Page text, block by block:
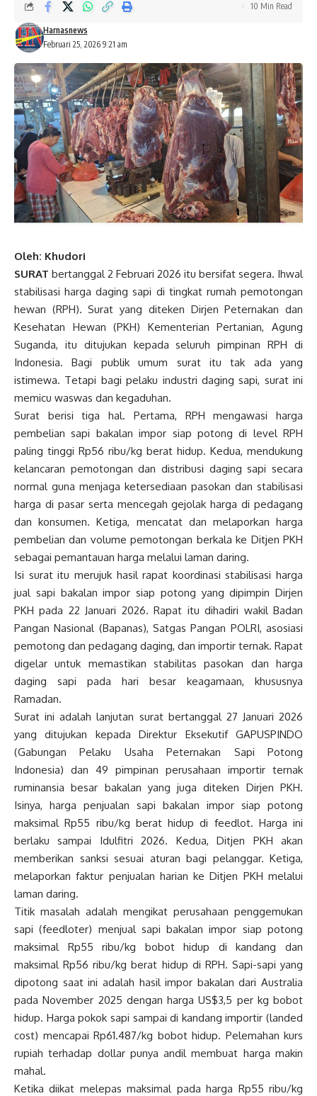
Februari 25, 2026 9:21 am
Harnasnews
10 Min Read
Oleh: Khudori
SURAT bertanggal 2 Februari 2026 itu bersifat segera. Ihwal
stabilisasi harga daging sapi di tingkat rumah pemotongan
hewan (RPH). Surat yang diteken Dirjen Peternakan dan
Kesehatan Hewan (PKH) Kementerian Pertanian, Agung
Suganda, itu ditujukan kepada seluruh pimpinan RPH di
Indonesia. Bagi publik umum surat itu tak ada yang
istimewa. Tetapi bagi pelaku industri daging sapi, surat ini
memicu waswas dan kegaduhan.
Surat berisi tiga hal. Pertama, RPH mengawasi harga
pembelian sapi bakalan impor siap potong di level RPH
paling tinggi Rp56 ribu/kg berat hidup. Kedua, mendukung
kelancaran pemotongan dan distribusi daging sapi secara
normal guna menjaga ketersediaan pasokan dan stabilisasi
harga di pasar serta mencegah gejolak harga di pedagang
dan konsumen. Ketiga, mencatat dan melaporkan harga
pembelian dan volume pemotongan berkala ke Ditjen PKH
sebagai pemantauan harga melalui laman daring.
Isi surat itu merujuk hasil rapat koordinasi stabilisasi harga
jual sapi bakalan impor siap potong yang dipimpin Dirjen
PKH pada 22 Januari 2026. Rapat itu dihadiri wakil Badan
Pangan Nasional (Bapanas), Satgas Pangan POLRI, asosiasi
pemotong dan pedagang daging, dan importir ternak. Rapat
digelar untuk memastikan stabilitas pasokan dan harga
daging sapi pada hari besar keagamaan, khususnya
Ramadan.
Surat ini adalah lanjutan surat bertanggal 27 Januari 2026
yang ditujukan kepada Direktur Eksekutif GAPUSPINDO
(Gabungan Pelaku Usaha Peternakan Sapi Potong
Indonesia) dan 49 pimpinan perusahaan importir ternak
ruminansia besar bakalan yang juga diteken Dirjen PKH.
Isinya, harga penjualan sapi bakalan impor siap potong
maksimal Rp55 ribu/kg berat hidup di feedlot. Harga ini
berlaku sampai Idulfitri 2026. Kedua, Ditjen PKH akan
memberikan sanksi sesuai aturan bagi pelanggar. Ketiga,
melaporkan faktur penjualan harian ke Ditjen PKH melalui
laman daring.
Titik masalah adalah mengikat perusahaan penggemukan
sapi (feedloter) menjual sapi bakalan impor siap potong
maksimal Rp55 ribu/kg bobot hidup di kandang dan
maksimal Rp56 ribu/kg berat hidup di RPH. Sapi-sapi yang
dipotong saat ini adalah hasil impor bakalan dari Australia
pada November 2025 dengan harga US$3,5 per kg bobot
hidup. Harga pokok sapi sampai di kandang importir (landed
cost) mencapai Rp61.487/kg bobot hidup. Pelemahan kurs
rupiah terhadap dollar punya andil membuat harga makin
mahal.
Ketika diikat melepas maksimal pada harga Rp55 ribu/kg